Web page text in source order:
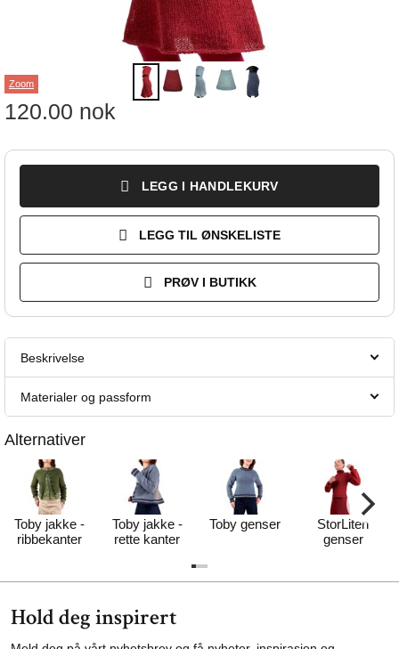
Zoom
120.00 nok
LEGG I HANDLEKURV
LEGG TIL ØNSKELISTE
PRØV I BUTIKK
Beskrivelse
Materialer og passform
Alternativer
Toby jakke -
ribbekanter
Toby jakke -
rette kanter
Toby genser
StorLiten
genser
Hold deg inspirert